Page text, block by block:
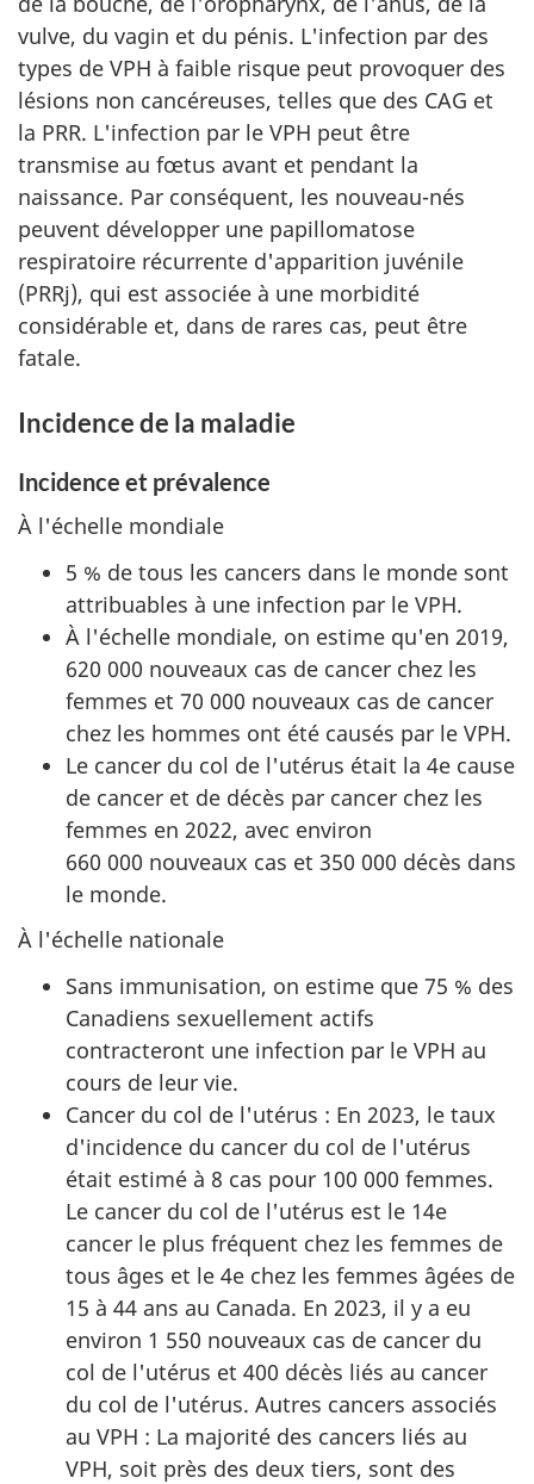
vulve, du vagin et du pénis. L'infection par des
types de VPH à faible risque peut provoquer des
lésions non cancéreuses, telles que des CAG et
la PRR. L'infection par le VPH peut être
transmise au fœtus avant et pendant la
naissance. Par conséquent, les nouveau-nés
peuvent développer une papillomatose
respiratoire récurrente d'apparition juvénile
(PRRj), qui est associée à une morbidité
considérable et, dans de rares cas, peut être
fatale.
Incidence de la maladie
Incidence et prévalence
À l'échelle mondiale
5 % de tous les cancers dans le monde sont
attribuables à une infection par le VPH.
À l'échelle mondiale, on estime qu'en 2019,
620 000 nouveaux cas de cancer chez les
femmes et 70 000 nouveaux cas de cancer
chez les hommes ont été causés par le VPH.
Le cancer du col de l'utérus était la 4e cause
de cancer et de décès par cancer chez les
femmes en 2022, avec environ
660 000 nouveaux cas et 350 000 décès dans
le monde.
À l'échelle nationale
Sans immunisation, on estime que 75 % des
Canadiens sexuellement actifs
contracteront une infection par le VPH au
cours de leur vie.
Cancer du col de l'utérus : En 2023, le taux
d'incidence du cancer du col de l'utérus
était estimé à 8 cas pour 100 000 femmes.
Le cancer du col de l'utérus est le 14e
cancer le plus fréquent chez les femmes de
tous âges et le 4e chez les femmes âgées de
15 à 44 ans au Canada. En 2023, il y a eu
environ 1 550 nouveaux cas de cancer du
col de l'utérus et 400 décès liés au cancer
du col de l'utérus. Autres cancers associés
au VPH : La majorité des cancers liés au
VPH, soit près des deux tiers, sont des